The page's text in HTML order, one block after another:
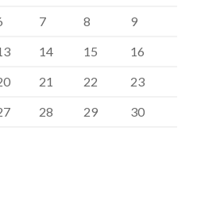
7 8
9
14 15
16
21 22
23
28 29
30